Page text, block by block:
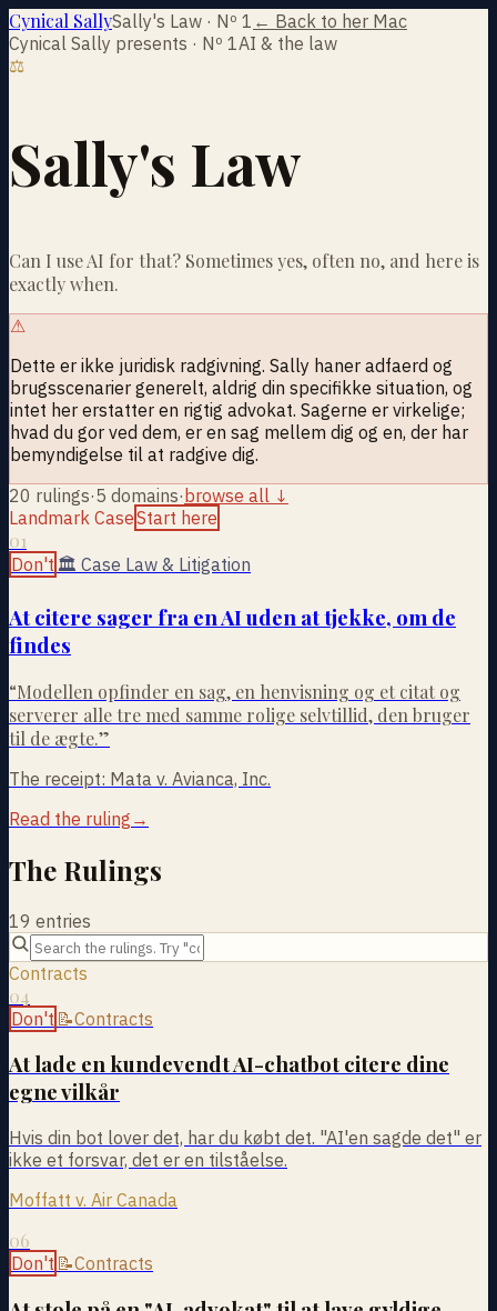
Cynical SallySally's Law · Nº 1 ← Back to her Mac
Cynical Sally presents · Nº 1AI & the law
⚖
Sally's Law
Can I use AI for that? Sometimes yes, often no, and here is
exactly when.
⚠
Dette er ikke juridisk radgivning. Sally haner adfaerd og
brugsscenarier generelt, aldrig din specifikke situation, og
intet her erstatter en rigtig advokat. Sagerne er virkelige;
hvad du gor ved dem, er en sag mellem dig og en, der har
bemyndigelse til at radgive dig.
20 rulings·5 domains· browse all ↓
Landmark CaseStart here
01
Don't 🏛 Case Law & Litigation
At citere sager fra en AI uden at tjekke, om de
findes
“Modellen opfinder en sag, en henvisning og et citat og
serverer alle tre med samme rolige selvtillid, den bruger
til de ægte.”
The receipt: Mata v. Avianca, Inc.
Read the ruling →
The Rulings
19 entries
Contracts
04
Don't 📝Contracts
At lade en kundevendt AI-chatbot citere dine
egne vilkår
Hvis din bot lover det, har du købt det. "AI'en sagde det" er
ikke et forsvar, det er en tilståelse.
Moffatt v. Air Canada
06
Don't 📝Contracts